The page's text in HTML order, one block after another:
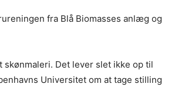
fra Blå Biomasses anlæg og
Det lever slet ikke op til
Universitet om at tage stilling